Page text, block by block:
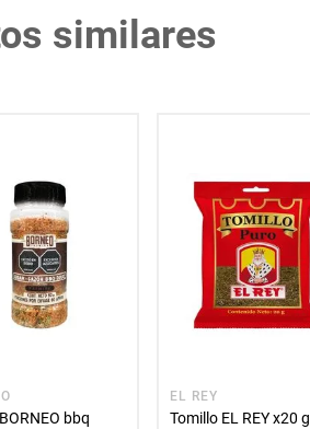
similares
bbq
EL REY
Tomillo EL REY x20 g